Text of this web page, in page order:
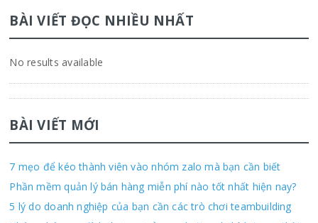
BÀI VIẾT ĐỌC NHIỀU NHẤT
No results available
BÀI VIẾT MỚI
7 mẹo để kéo thành viên vào nhóm zalo mà bạn cần biết
Phần mềm quản lý bán hàng miễn phí nào tốt nhất hiện nay?
5 lý do doanh nghiệp của bạn cần các trò chơi teambuilding